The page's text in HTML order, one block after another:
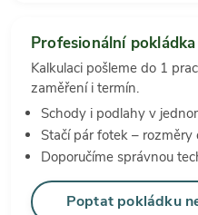
Profesionální
Kalkulaci pošleme do 1
zaměření i termín.
Schody i podlahy v
Stačí pár fotek – rozměry
Doporučíme správnou
Poptat pokládku